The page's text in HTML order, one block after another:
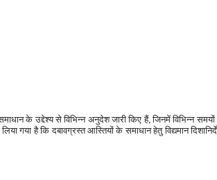
के उद्देश्य से विभिन्न अनुदेश जारी किए हैं, जिनमें विभिन्न
गया है कि दबावग्रस्त आस्तियों के समाधान हेतु विद्यमान